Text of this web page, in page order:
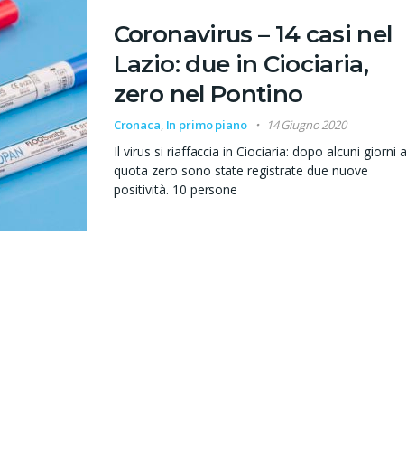
Coronavirus – 14 casi nel
Lazio: due in Ciociaria,
zero nel Pontino
Cronaca, In primo piano 14 Giugno 2020
Il virus si riaffaccia in Ciociaria: dopo alcuni giorni a
quota zero sono state registrate due nuove
positività. 10 persone